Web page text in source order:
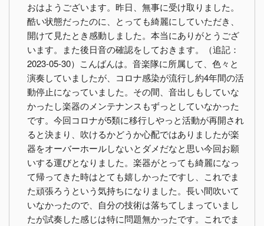
おはようございます。昨日、無事に受け取りました。
酷い状態だったのに、とっても綺麗にしていただき、
開けて見たとき感動しました。本当にありがとうござ
います。また後日音の確認をしておきます。（追記：
2023-05-30）こんばんは。音楽隊に所属して、色々と
演奏していましたが、コロナ感染が流行し約4年間の活
動停止になっていました。その間、音出しもしていな
かったし楽器のメンテナンスもずっとしていなかった
です。今回コロナが5類に移行しやっと活動が再開され
ると決まり、吹けるかどうか心配ではありましたが楽
器をオーバーホールしないとダメだなと思い今回お願
いする運びとなりました。楽器がとっても綺麗になっ
て帰ってきた時はとても嬉しかったですし、これでま
た頑張ろうという気持ちになりました。長い間吹いて
いなかったので、自分の技術は落ちてしまっていまし
たが試奏した感じは特に問題無かったです。これでま